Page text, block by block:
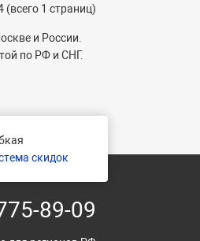
(всего 1 страниц)
и России.
по РФ и СНГ.
скидок
89-09